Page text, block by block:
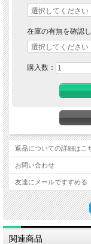
在庫の有無を確認
購入数：
返品についての詳細はこ
お問い合わせ
友達にメールですすめる
関連商品